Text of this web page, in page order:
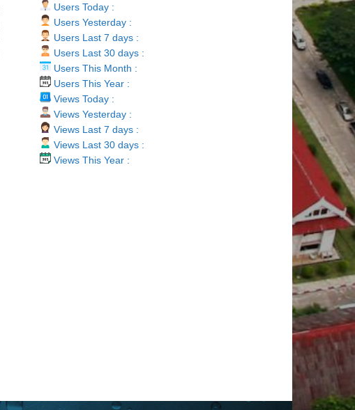
Users Today :
Users Yesterday :
Users Last 7 days :
Users Last 30 days :
Users This Month :
Users This Year :
Views Today :
Views Yesterday :
Views Last 7 days :
Views Last 30 days :
Views This Year :